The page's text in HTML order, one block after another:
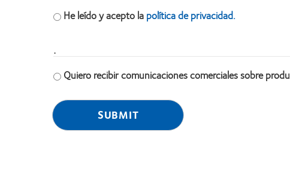
He leído y acepto lapolítica de privacidad.
.
Quiero recibir comunicaciones comerciales sobre